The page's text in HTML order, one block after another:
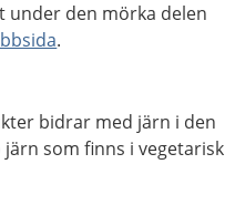
under den mörka delen
.
bidrar med järn i den
som finns i vegetarisk